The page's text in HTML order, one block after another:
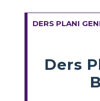
DERS PLANI
Ders